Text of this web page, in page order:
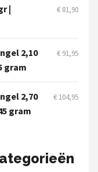
|
€ 81,90
2,10
gram
€ 91,95
2,70
gram
€ 104,95